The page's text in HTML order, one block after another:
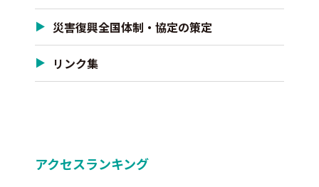
災害復興全国体制・協定の策定
リンク集
アクセスランキング